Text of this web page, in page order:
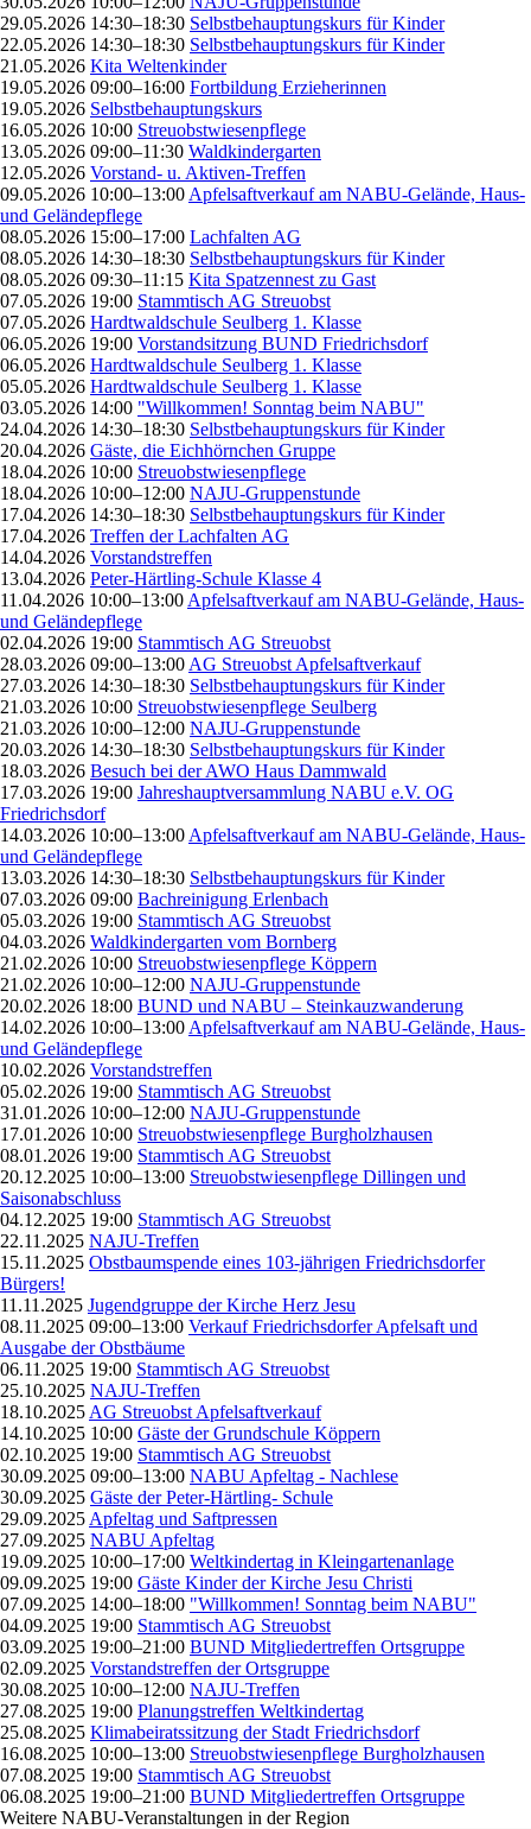
29.05.2026 14:30–18:30 Selbstbehauptungskurs für Kinder
22.05.2026 14:30–18:30 Selbstbehauptungskurs für Kinder
21.05.2026 Kita Weltenkinder
19.05.2026 09:00–16:00 Fortbildung Erzieherinnen
19.05.2026 Selbstbehauptungskurs
16.05.2026 10:00 Streuobstwiesenpflege
13.05.2026 09:00–11:30 Waldkindergarten
12.05.2026 Vorstand- u. Aktiven-Treffen
09.05.2026 10:00–13:00 Apfelsaftverkauf am NABU-Gelände, Haus-
und Geländepflege
08.05.2026 15:00–17:00 Lachfalten AG
08.05.2026 14:30–18:30 Selbstbehauptungskurs für Kinder
08.05.2026 09:30–11:15 Kita Spatzennest zu Gast
07.05.2026 19:00 Stammtisch AG Streuobst
07.05.2026 Hardtwaldschule Seulberg 1. Klasse
06.05.2026 19:00 Vorstandsitzung BUND Friedrichsdorf
06.05.2026 Hardtwaldschule Seulberg 1. Klasse
05.05.2026 Hardtwaldschule Seulberg 1. Klasse
03.05.2026 14:00 "Willkommen! Sonntag beim NABU"
24.04.2026 14:30–18:30 Selbstbehauptungskurs für Kinder
20.04.2026 Gäste, die Eichhörnchen Gruppe
18.04.2026 10:00 Streuobstwiesenpflege
18.04.2026 10:00–12:00 NAJU-Gruppenstunde
17.04.2026 14:30–18:30 Selbstbehauptungskurs für Kinder
17.04.2026 Treffen der Lachfalten AG
14.04.2026 Vorstandstreffen
13.04.2026 Peter-Härtling-Schule Klasse 4
11.04.2026 10:00–13:00 Apfelsaftverkauf am NABU-Gelände, Haus-
und Geländepflege
02.04.2026 19:00 Stammtisch AG Streuobst
28.03.2026 09:00–13:00 AG Streuobst Apfelsaftverkauf
27.03.2026 14:30–18:30 Selbstbehauptungskurs für Kinder
21.03.2026 10:00 Streuobstwiesenpflege Seulberg
21.03.2026 10:00–12:00 NAJU-Gruppenstunde
20.03.2026 14:30–18:30 Selbstbehauptungskurs für Kinder
18.03.2026 Besuch bei der AWO Haus Dammwald
17.03.2026 19:00 Jahreshauptversammlung NABU e.V. OG
Friedrichsdorf
14.03.2026 10:00–13:00 Apfelsaftverkauf am NABU-Gelände, Haus-
und Geländepflege
13.03.2026 14:30–18:30 Selbstbehauptungskurs für Kinder
07.03.2026 09:00 Bachreinigung Erlenbach
05.03.2026 19:00 Stammtisch AG Streuobst
04.03.2026 Waldkindergarten vom Bornberg
21.02.2026 10:00 Streuobstwiesenpflege Köppern
21.02.2026 10:00–12:00 NAJU-Gruppenstunde
20.02.2026 18:00 BUND und NABU – Steinkauzwanderung
14.02.2026 10:00–13:00 Apfelsaftverkauf am NABU-Gelände, Haus-
und Geländepflege
10.02.2026 Vorstandstreffen
05.02.2026 19:00 Stammtisch AG Streuobst
31.01.2026 10:00–12:00 NAJU-Gruppenstunde
17.01.2026 10:00 Streuobstwiesenpflege Burgholzhausen
08.01.2026 19:00 Stammtisch AG Streuobst
20.12.2025 10:00–13:00 Streuobstwiesenpflege Dillingen und
Saisonabschluss
04.12.2025 19:00 Stammtisch AG Streuobst
22.11.2025 NAJU-Treffen
15.11.2025 Obstbaumspende eines 103-jährigen Friedrichsdorfer
Bürgers!
11.11.2025 Jugendgruppe der Kirche Herz Jesu
08.11.2025 09:00–13:00 Verkauf Friedrichsdorfer Apfelsaft und
Ausgabe der Obstbäume
06.11.2025 19:00 Stammtisch AG Streuobst
25.10.2025 NAJU-Treffen
18.10.2025 AG Streuobst Apfelsaftverkauf
14.10.2025 10:00 Gäste der Grundschule Köppern
02.10.2025 19:00 Stammtisch AG Streuobst
30.09.2025 09:00–13:00 NABU Apfeltag - Nachlese
30.09.2025 Gäste der Peter-Härtling- Schule
29.09.2025 Apfeltag und Saftpressen
27.09.2025 NABU Apfeltag
19.09.2025 10:00–17:00 Weltkindertag in Kleingartenanlage
09.09.2025 19:00 Gäste Kinder der Kirche Jesu Christi
07.09.2025 14:00–18:00 "Willkommen! Sonntag beim NABU"
04.09.2025 19:00 Stammtisch AG Streuobst
03.09.2025 19:00–21:00 BUND Mitgliedertreffen Ortsgruppe
02.09.2025 Vorstandstreffen der Ortsgruppe
30.08.2025 10:00–12:00 NAJU-Treffen
27.08.2025 19:00 Planungstreffen Weltkindertag
25.08.2025 Klimabeiratssitzung der Stadt Friedrichsdorf
16.08.2025 10:00–13:00 Streuobstwiesenpflege Burgholzhausen
07.08.2025 19:00 Stammtisch AG Streuobst
06.08.2025 19:00–21:00 BUND Mitgliedertreffen Ortsgruppe
Weitere NABU-Veranstaltungen in der Region